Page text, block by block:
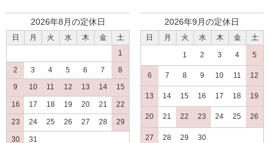
本格的に寒くなる前でしたが、
冬に備えてウールの肌着は重宝です!と言ってもらえました。
つかいやすい
2018/12/15 投稿者：はさち 評価：★★★★
3人目で、
いろいろ上の子のものがあるのでいいかと思っていました
が、
2026年8月の定休日
日 月 火 水 木 金
土
1
2
3 4 5 6 7
8
9
10 11 12 13 14 15
16 17 18 19 20 21 22
23 24 25 26 27 28 29
30 31
2026年9月の定休日
日 月 火 水 木 金 土
1 2 3 4 5
6 7 8 9 10 11 12
13 14 15 16 17 18 19
20 21 22 23 24 25 26
27 28 29 30